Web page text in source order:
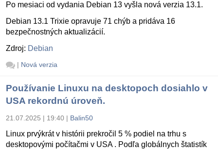
Po mesiaci od vydania Debian 13 vyšla nová verzia 13.1.
Debian 13.1 Trixie opravuje 71 chýb a pridáva 16
bezpečnostných aktualizácií.
Zdroj: Debian
| Nová verzia
Používanie Linuxu na desktopoch dosiahlo v
USA rekordnú úroveň.
21.07.2025 | 19:40 | Balin50
Linux prvýkrát v histórii prekročil 5 % podiel na trhu s
desktopovými počítačmi v USA . Podľa globálnych štatistík